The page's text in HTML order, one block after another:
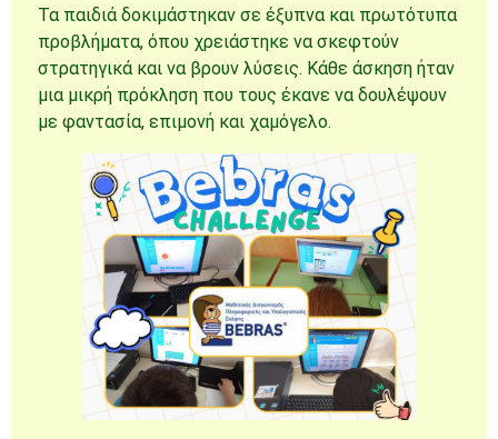
Τα παιδιά δοκιμάστηκαν σε έξυπνα και πρωτότυπα
προβλήματα, όπου χρειάστηκε να σκεφτούν
στρατηγικά και να βρουν λύσεις. Κάθε άσκηση ήταν
μια μικρή πρόκληση που τους έκανε να δουλέψουν
με φαντασία, επιμονή και χαμόγελο.